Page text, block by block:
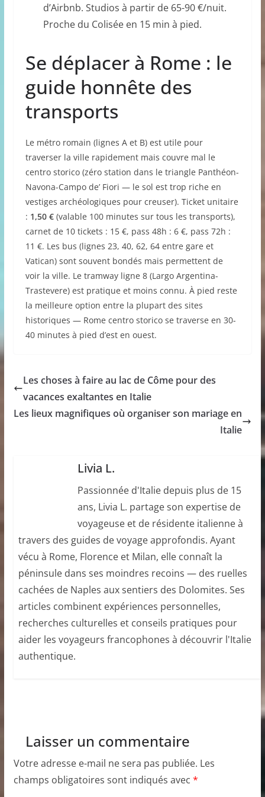
d’Airbnb. Studios à partir de 65-90 €/nuit.
Proche du Colisée en 15 min à pied.
Se déplacer à Rome : le
guide honnête des
transports
Le métro romain (lignes A et B) est utile pour
traverser la ville rapidement mais couvre mal le
centro storico (zéro station dans le triangle Panthéon-
Navona-Campo de’ Fiori — le sol est trop riche en
vestiges archéologiques pour creuser). Ticket unitaire
: 1,50 €(valable 100 minutes sur tous les transports),
carnet de 10 tickets : 15 €, pass 48h : 6 €, pass 72h :
11 €. Les bus (lignes 23, 40, 62, 64 entre gare et
Vatican) sont souvent bondés mais permettent de
voir la ville. Le tramway ligne 8 (Largo Argentina-
Trastevere) est pratique et moins connu. À pied reste
la meilleure option entre la plupart des sites
historiques — Rome centro storico se traverse en 30-
40 minutes à pied d’est en ouest.
Les choses à faire au lac de Côme pour des
vacances exaltantes en Italie
Les lieux magnifiques où organiser son mariage en
Italie
Livia L.
Passionnée d'Italie depuis plus de 15
ans, Livia L. partage son expertise de
voyageuse et de résidente italienne à
travers des guides de voyage approfondis. Ayant
vécu à Rome, Florence et Milan, elle connaît la
péninsule dans ses moindres recoins — des ruelles
cachées de Naples aux sentiers des Dolomites. Ses
articles combinent expériences personnelles,
recherches culturelles et conseils pratiques pour
aider les voyageurs francophones à découvrir l'Italie
authentique.
Laisser un commentaire
Votre adresse e-mail ne sera pas publiée. Les
champs obligatoires sont indiqués avec *